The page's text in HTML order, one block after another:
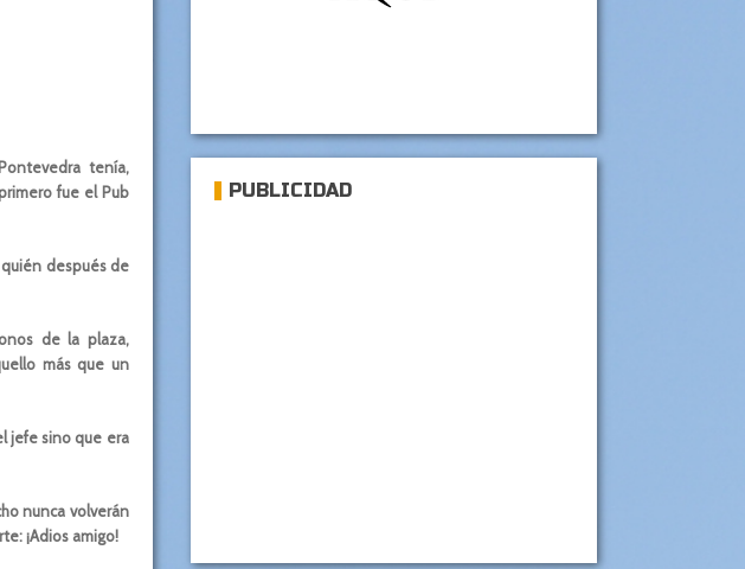
tenía,
fue el Pub
quién después de
de la plaza,
más que un
jefe sino que era
nunca volverán
¡Adios amigo!
PUBLICIDAD